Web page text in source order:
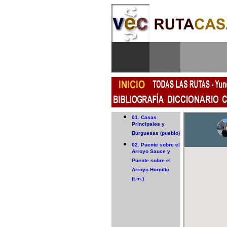
01. Casas
Principales y
Burguesas (pueblo)
02. Puente sobre el
Arroyo Sauce y
Puente sobre el
Arroyo Hornillo
(t.m.)